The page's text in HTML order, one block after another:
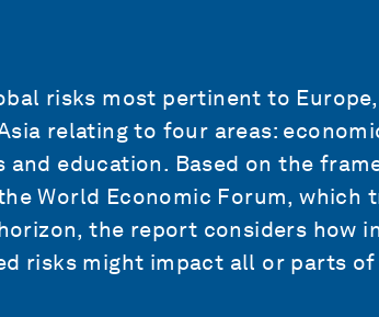
risks most pertinent to Europe,
relating to four areas:
education. Based on the
World Economic Forum, which
the report considers how
risks might impact all or parts